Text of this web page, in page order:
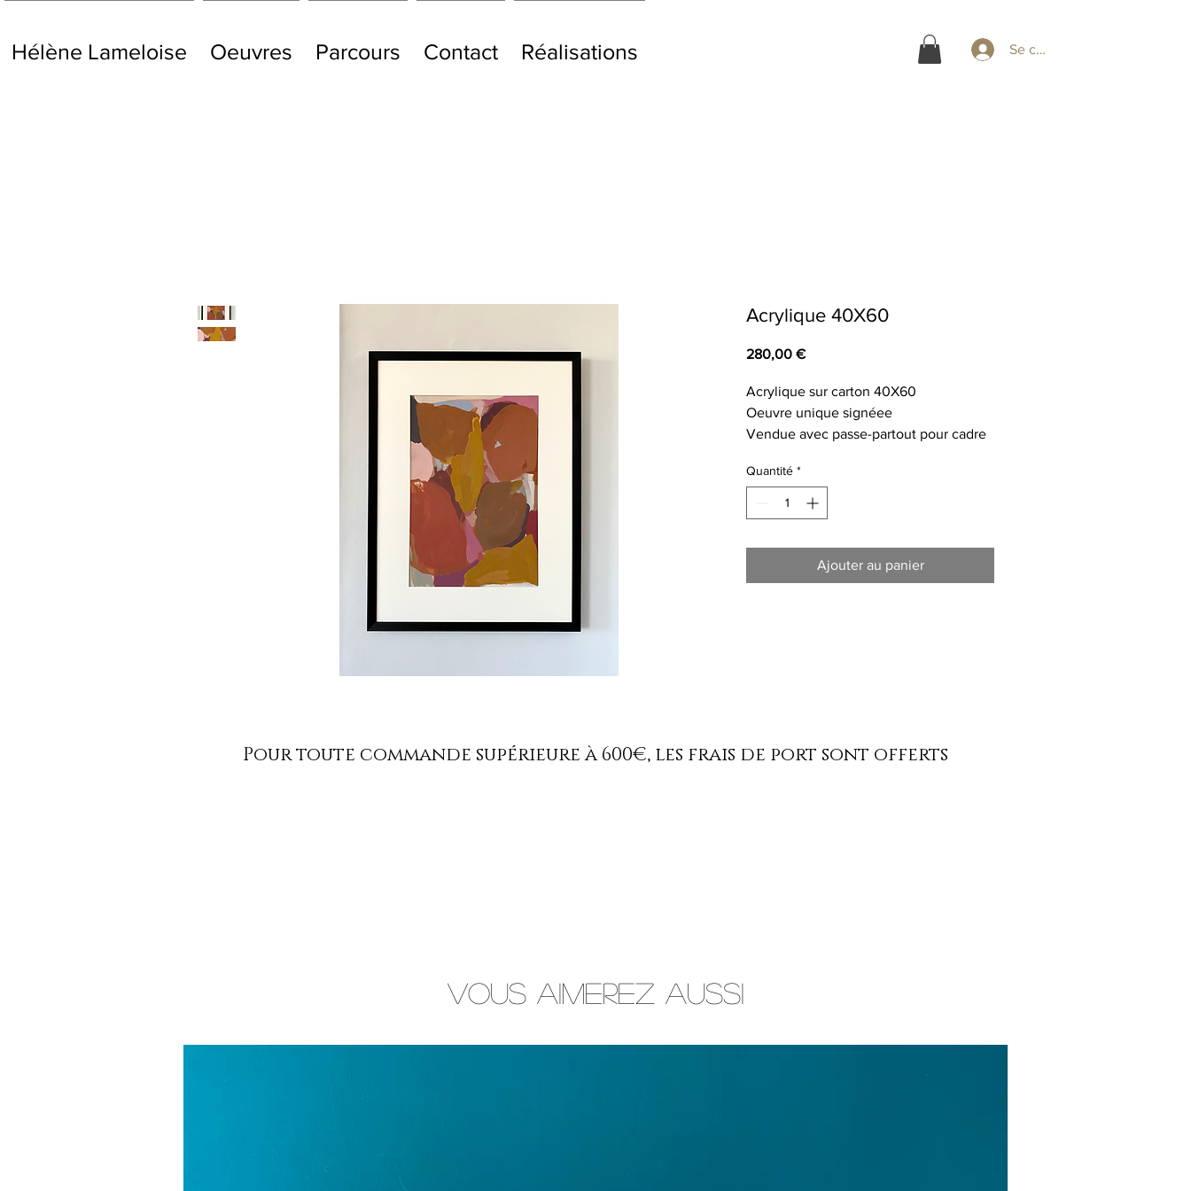
Se connecter
Hélène Lameloise Oeuvres Parcours Contact Réalisations
Acrylique 40X60
280,00 €Prix
Acrylique sur carton 40X60
Oeuvre unique signéee
Vendue avec passe-partout pour cadre
Quantité *
Ajouter au panier
Pour toute commande supérieure à 600€, les frais de port sont offerts
Vous aimerez aussi